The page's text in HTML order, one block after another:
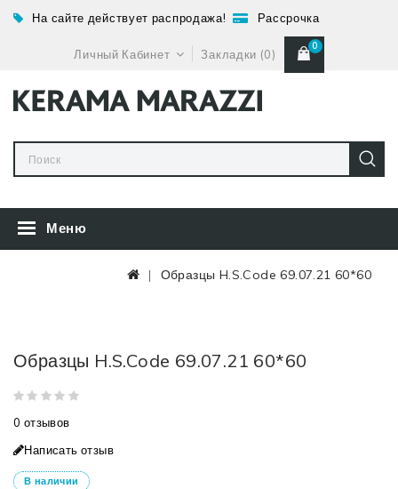
На сайте действует распродажа! Рассрочка
Личный Кабинет Закладки (0)
0
Меню
Образцы H.S.Code 69.07.21 60*60
Образцы H.s.code 69.07.21 60*60
0 отзывов
Написать отзыв
В наличии